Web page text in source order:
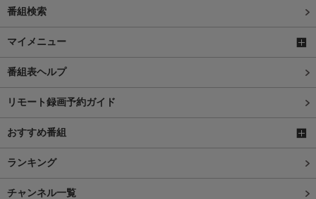
番組検索
マイメニュー
番組表ヘルプ
リモート録画予約ガイド
おすすめ番組
ランキング
チャンネル一覧